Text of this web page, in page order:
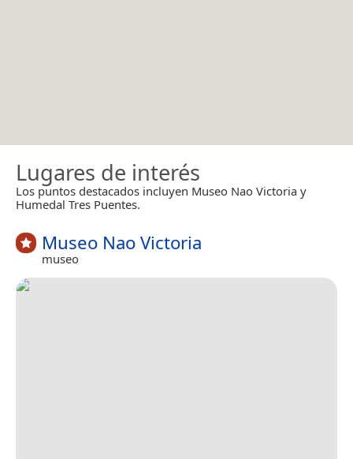
Lugares de interés
Los puntos destacados incluyen Museo Nao Victoria y
Humedal Tres Puentes.
Museo Nao Victoria
museo